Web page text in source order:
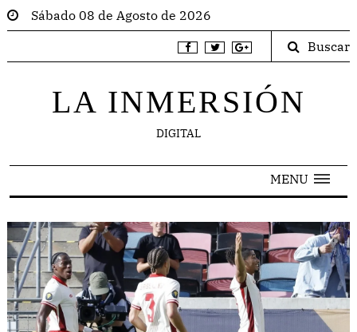
Sábado 08 de Agosto de 2026
Buscar
LA INMERSIÓN
DIGITAL
MENU